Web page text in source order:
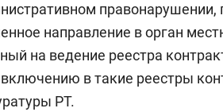
правонарушении,
направление в орган
на ведение реестра
в такие реестры
РТ.